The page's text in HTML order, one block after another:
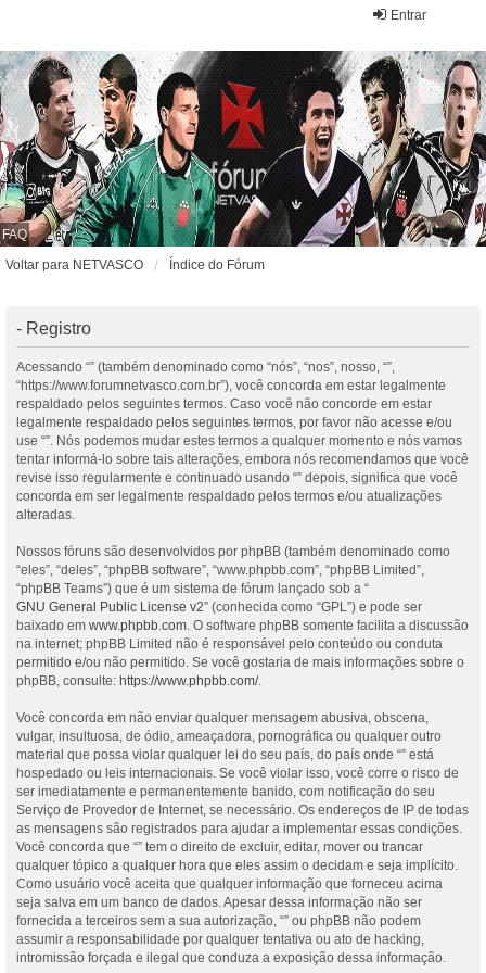
Entrar
FAQ
Voltar para NETVASCO
Índice do Fórum
- Registro
Acessando “” (também denominado como “nós”, “nos”, nosso, “”,
“https://www.forumnetvasco.com.br”), você concorda em estar legalmente
respaldado pelos seguintes termos. Caso você não concorde em estar
legalmente respaldado pelos seguintes termos, por favor não acesse e/ou
use “”. Nós podemos mudar estes termos a qualquer momento e nós vamos
tentar informá-lo sobre tais alterações, embora nós recomendamos que você
revise isso regularmente e continuado usando “” depois, significa que você
concorda em ser legalmente respaldado pelos termos e/ou atualizações
alteradas.
Nossos fóruns são desenvolvidos por phpBB (também denominado como
“eles”, “deles”, “phpBB software”, “www.phpbb.com”, “phpBB Limited”,
“phpBB Teams”) que é um sistema de fórum lançado sob a “
GNU General Public License v2” (conhecida como “GPL”) e pode ser
baixado em www.phpbb.com. O software phpBB somente facilita a discussão
na internet; phpBB Limited não é responsável pelo conteúdo ou conduta
permitido e/ou não permitido. Se você gostaria de mais informações sobre o
phpBB, consulte: https://www.phpbb.com/.
Você concorda em não enviar qualquer mensagem abusiva, obscena,
vulgar, insultuosa, de ódio, ameaçadora, pornográfica ou qualquer outro
material que possa violar qualquer lei do seu país, do país onde “” está
hospedado ou leis internacionais. Se você violar isso, você corre o risco de
ser imediatamente e permanentemente banido, com notificação do seu
Serviço de Provedor de Internet, se necessário. Os endereços de IP de todas
as mensagens são registrados para ajudar a implementar essas condições.
Você concorda que “” tem o direito de excluir, editar, mover ou trancar
qualquer tópico a qualquer hora que eles assim o decidam e seja implícito.
Como usuário você aceita que qualquer informação que forneceu acima
seja salva em um banco de dados. Apesar dessa informação não ser
fornecida a terceiros sem a sua autorização, “” ou phpBB não podem
assumir a responsabilidade por qualquer tentativa ou ato de hacking,
intromissão forçada e ilegal que conduza a exposição dessa informação.